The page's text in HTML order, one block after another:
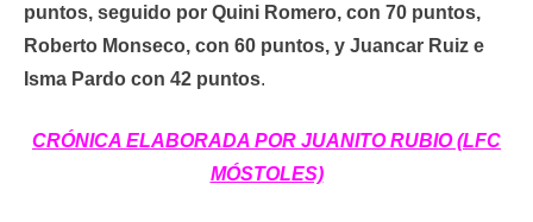
puntos, seguido por Quini Romero, con 70 puntos,
Roberto Monseco, con 60 puntos, y Juancar Ruiz e
Isma Pardo con 42 puntos.
CRÓNICA ELABORADA POR JUANITO RUBIO (LFC
MÓSTOLES)